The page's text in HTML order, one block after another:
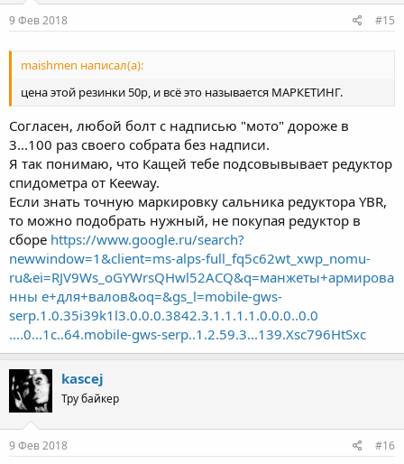
9 Фев 2018 #15
maishmen написал(а):
цена этой резинки 50р, и всё это называется МАРКЕТИНГ.
Согласен, любой болт с надписью "мото" дороже в
3...100 раз своего собрата без надписи.
Я так понимаю, что Кащей тебе подсовывывает редуктор
спидометра от Keeway.
Если знать точную маркировку сальника редуктора YBR,
то можно подобрать нужный, не покупая редуктор в
сборе https://www.google.ru/search?
newwindow=1&client=ms-alps-full_fq5c62wt_xwp_nomu-
ru&ei=RJV9Ws_oGYWrsQHwl52ACQ&q=манжеты+армирова
нны е+для+валов&oq=&gs_l=mobile-gws-
serp.1.0.35i39k1l3.0.0.0.3842.3.1.1.1.1.0.0.0..0.0
....0...1c..64.mobile-gws-serp..1.2.59.3...139.Xsc796HtSxc
kascej
Тру байкер
9 Фев 2018 #16